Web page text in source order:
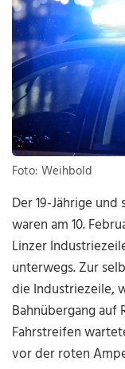
Foto: Weihbold
Der 19-Jährige
waren am 10.
Linzer
unterwegs. Zur
die Industriezeile,
Bahnübergang auf
Fahrstreifen
vor der roten